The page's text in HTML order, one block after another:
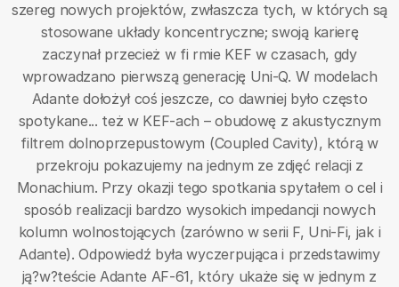
szereg nowych projektów, zwłaszcza tych, w których są
stosowane układy koncentryczne; swoją karierę
zaczynał przecież w fi rmie KEF w czasach, gdy
wprowadzano pierwszą generację Uni-Q. W modelach
Adante dołożył coś jeszcze, co dawniej było często
spotykane... też w KEF-ach – obudowę z akustycznym
filtrem dolnoprzepustowym (Coupled Cavity), którą w
przekroju pokazujemy na jednym ze zdjęć relacji z
Monachium. Przy okazji tego spotkania spytałem o cel i
sposób realizacji bardzo wysokich impedancji nowych
kolumn wolnostojących (zarówno w serii F, Uni-Fi, jak i
Adante). Odpowiedź była wyczerpująca i przedstawimy
ją?w?teście Adante AF-61, który ukaże się w jednym z